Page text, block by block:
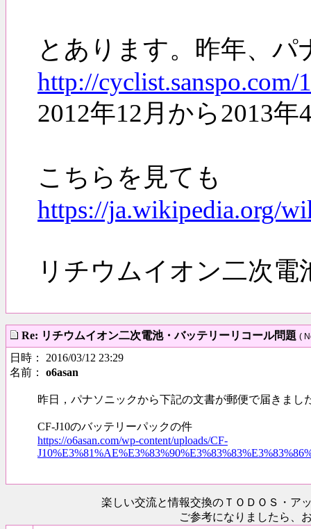
とあります。昨年、
http://cyclist.sanspo.com/
2012年12月から2013
こちらを見ても
https://ja.wikipedia.org/
リチウムイオン二次
Re: リチウムイオン二次電池・バッテリーリコール問題 (
日時： 2016/03/12 23:29
名前： o6asan
昨日，パナソニックから下記の文書が郵便で届きまし
CF-J10のバッテリーパックの件
https://o6asan.com/wp-content/uploads/CF-
楽しい交流と情報交換のＴＯＤＯＳ ・ア
ご参考になりましたら、